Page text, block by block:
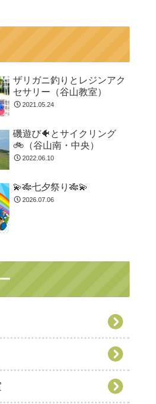
ザリガニ釣りとレジンアク
セサリー（谷山教室）
2021.05.24
磯遊び🐠とサイクリング
🚲（谷山南・中央）
2022.06.10
💫🎋七夕祭り🎋💫
2026.07.06